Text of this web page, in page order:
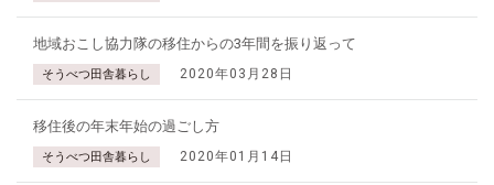
地域おこし協力隊の移住からの3年間を振り返って
そうべつ田舎暮らし 2020年03月28日
移住後の年末年始の過ごし方
そうべつ田舎暮らし 2020年01月14日